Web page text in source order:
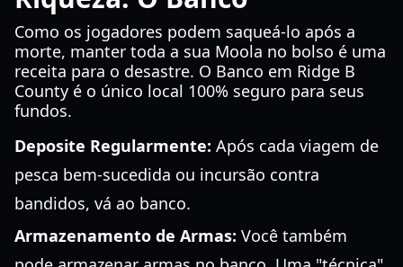
Como os jogadores podem saqueá-lo após a
morte, manter toda a sua Moola no bolso é uma
receita para o desastre. O Banco em Ridge B
County é o único local 100% seguro para seus
fundos.
Deposite Regularmente: Após cada viagem de
pesca bem-sucedida ou incursão contra
bandidos, vá ao banco.
Armazenamento de Armas: Você também